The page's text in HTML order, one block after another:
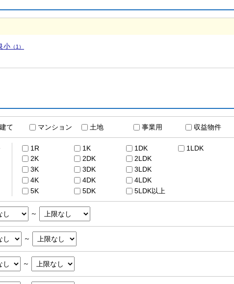
小 （1）
て マンション 土地 事業用 収益物件
1R 1K 1DK
1LDK
2K
2DK
2LDK
3K
3DK
3LDK
4K
4DK
4LDK
5K
5DK 5LDK以上
～
～
～